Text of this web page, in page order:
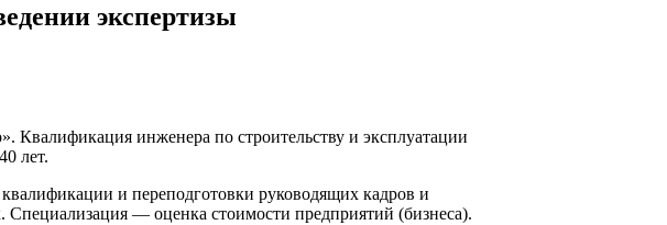
экспертизы
Квалификация инженера по строительству и эксплуатации
лет.
и переподготовки руководящих кадров и
— оценка стоимости предприятий (бизнеса).